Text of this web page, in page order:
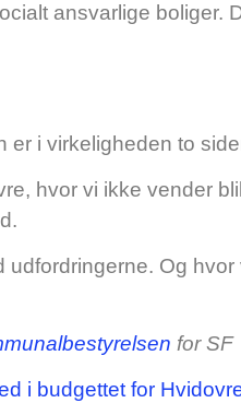
ansvarlige boliger.
er i virkeligheden to
hvor vi ikke vender
Og hvor
for SF
i budgettet for